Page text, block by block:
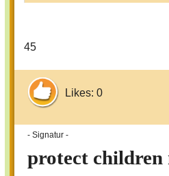
45
Likes: 0
- Signatur -
protect children